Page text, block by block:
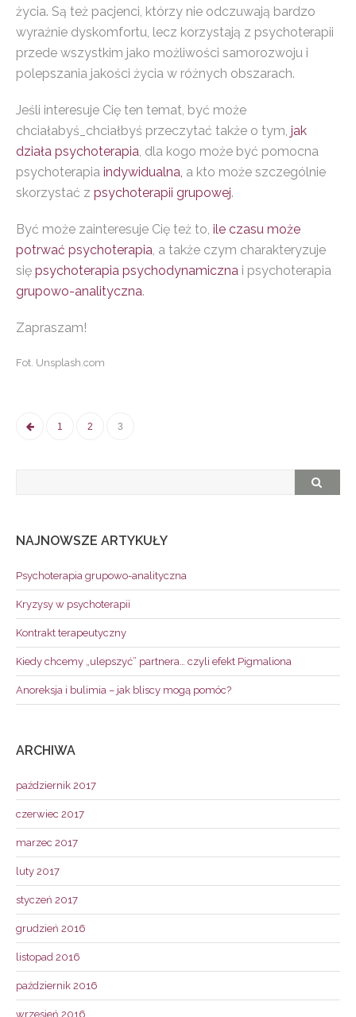
życia. Są też pacjenci, którzy nie odczuwają bardzo
wyraźnie dyskomfortu, lecz korzystają z psychoterapii
przede wszystkim jako możliwości samorozwoju i
polepszania jakości życia w różnych obszarach.
Jeśli interesuje Cię ten temat, być może
chciałabyś_chciałbyś przeczytać także o tym, jak
działa psychoterapia, dla kogo może być pomocna
psychoterapia indywidualna, a kto może szczególnie
skorzystać z psychoterapii grupowej.
Być może zainteresuje Cię też to, ile czasu może
potrwać psychoterapia, a także czym charakteryzuje
się psychoterapia psychodynamiczna i psychoterapia
grupowo-analityczna.
Zapraszam!
Fot. Unsplash.com
POSTS
1 2 3
NAJNOWSZE ARTYKUŁY
Psychoterapia grupowo-analityczna
Kryzysy w psychoterapii
Kontrakt terapeutyczny
Kiedy chcemy „ulepszyć” partnera… czyli efekt Pigmaliona
Anoreksja i bulimia – jak bliscy mogą pomóc?
ARCHIWA
październik 2017
czerwiec 2017
marzec 2017
luty 2017
styczeń 2017
grudzień 2016
listopad 2016
październik 2016
wrzesień 2016